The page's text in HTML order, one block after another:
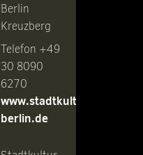
Berlin
Kreuzberg
Telefon +49
30 8090
6270
www.stadtkultur-
berlin.de